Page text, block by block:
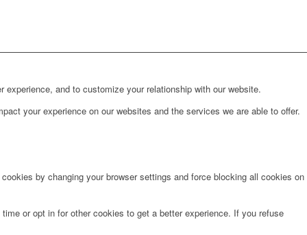
and to customize your relationship with our website.
your experience on our websites and the services we are able to offer.
by changing your browser settings and force blocking all cookies on
or opt in for other cookies to get a better experience. If you refuse